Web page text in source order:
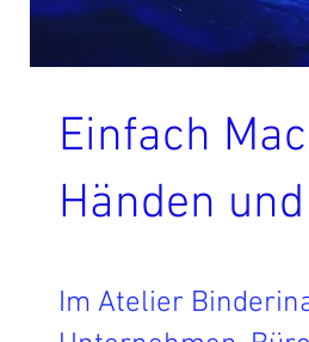
Einfach
Händen
Im Atelier